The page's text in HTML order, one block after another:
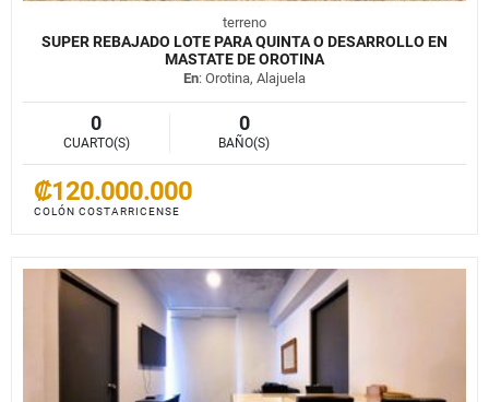
terreno
SUPER REBAJADO LOTE PARA QUINTA O DESARROLLO EN
MASTATE DE OROTINA
En: Orotina, Alajuela
0
CUARTO(S)
0
BAÑO(S)
₡120.000.000
COLÓN COSTARRICENSE